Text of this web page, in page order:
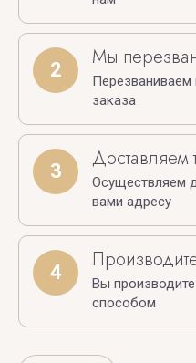
2 Мы
заказа
3 Доставляем
Осуществляем
вами адресу
4
Вы
способом